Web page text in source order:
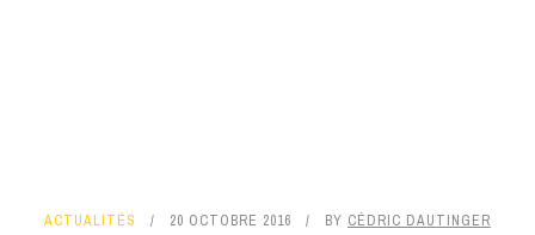
ACTUALITÉS 20 OCTOBRE 2016 BY CÉDRIC DAUTINGER